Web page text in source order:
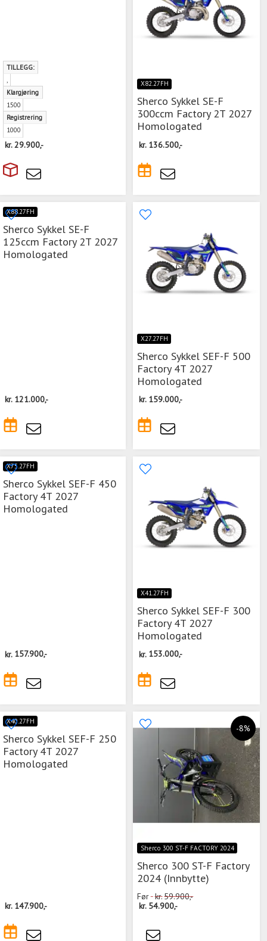
TILLEGG:
,
Klargjøring
1500
Registrering
1000
kr. 29.900,-
X82.27FH
Sherco Sykkel SE-F
300ccm Factory 2T 2027
Homologated
kr. 136.500,-
X88.27FH
Sherco Sykkel SE-F
125ccm Factory 2T 2027
Homologated
kr. 121.000,-
X27.27FH
Sherco Sykkel SEF-F 500
Factory 4T 2027
Homologated
kr. 159.000,-
X75.27FH
Sherco Sykkel SEF-F 450
Factory 4T 2027
Homologated
kr. 157.900,-
X41.27FH
Sherco Sykkel SEF-F 300
Factory 4T 2027
Homologated
kr. 153.000,-
X40.27FH
Sherco Sykkel SEF-F 250
Factory 4T 2027
Homologated
kr. 147.900,-
-8%
Sherco 300 ST-F FACTORY 2024
Sherco 300 ST-F Factory
2024 (Innbytte)
Før kr.59.900,-
kr. 54.900,-